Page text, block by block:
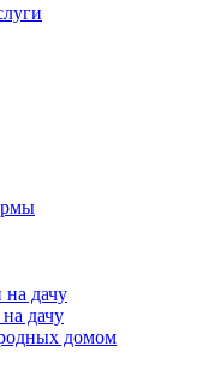
на дачу
дачу
домом